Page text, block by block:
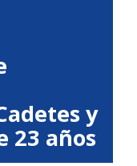
y
23 años